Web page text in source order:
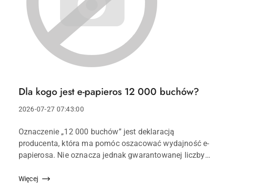
Tytuł
Dla kogo jest e-papieros 12 000 buchów?
Data
2026-07-27 07:43:00
Treść
artykułu:
Oznaczenie „12 000 buchów” jest deklaracją
producenta, która ma pomóc oszacować wydajność e-
papierosa. Nie oznacza jednak gwarantowanej liczby
między innymi od długości każde...
Więcej